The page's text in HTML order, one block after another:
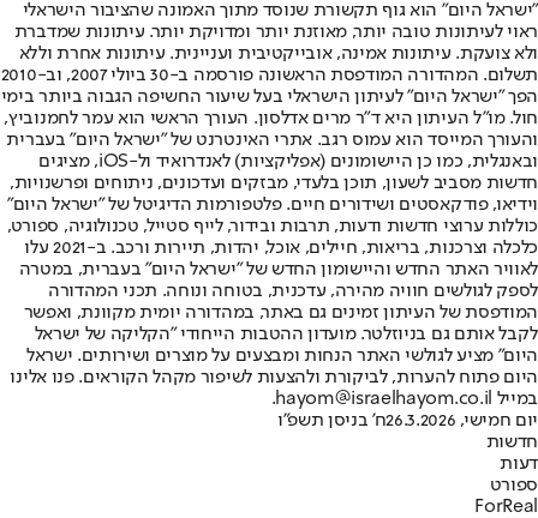
"ישראל היום" הוא גוף תקשורת שנוסד מתוך האמונה שהציבור הישראלי
ראוי לעיתונות טובה יותר, מאוזנת יותר ומדויקת יותר. עיתונות שמדברת
ולא צועקת. עיתונות אמינה, אובייקטיבית ועניינית. עיתונות אחרת וללא
תשלום. המהדורה המודפסת הראשונה פורסמה ב-30 ביולי 2007, וב-2010
הפך "ישראל היום" לעיתון הישראלי בעל שיעור החשיפה הגבוה ביותר בימי
חול. מו"ל העיתון היא ד"ר מרים אדלסון. העורך הראשי הוא עמר לחמנוביץ,
והעורך המייסד הוא עמוס רגב. אתרי האינטרנט של "ישראל היום" בעברית
ובאנגלית, כמו כן היישומונים (אפליקציות) לאנדרואיד ול-iOS, מציגים
חדשות מסביב לשעון, תוכן בלעדי, מבזקים ועדכונים, ניתוחים ופרשנויות,
וידיאו, פודקאסטים ושידורים חיים. פלטפורמות הדיגיטל של "ישראל היום"
כוללות ערוצי חדשות ודעות, תרבות ובידור, לייף סטייל, טכנולוגיה, ספורט,
כלכלה וצרכנות, בריאות, חיילים, אוכל, יהדות, תיירות ורכב. ב-2021 עלו
לאוויר האתר החדש והיישומון החדש של "ישראל היום" בעברית, במטרה
לספק לגולשים חוויה מהירה, עדכנית, בטוחה ונוחה. תכני המהדורה
המודפסת של העיתון זמינים גם באתר, במהדורה יומית מקוונת, ואפשר
לקבל אותם גם בניוזלטר. מועדון ההטבות הייחודי "הקליקה של ישראל
היום" מציע לגולשי האתר הנחות ומבצעים על מוצרים ושירותים. ישראל
היום פתוח להערות, לביקורת ולהצעות לשיפור מקהל הקוראים. פנו אלינו
במייל hayom@israelhayom.co.il.
יום חמישי, 26.3.2026
ח' בניסן תשפ"ו
חדשות
דעות
ספורט
ForReal